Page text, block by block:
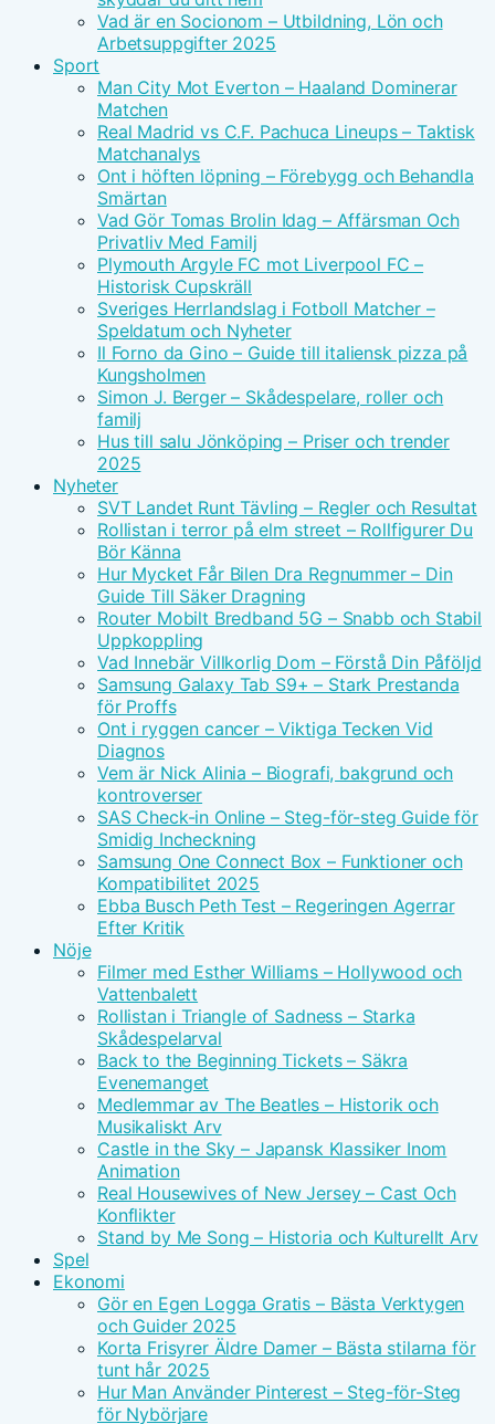
Vad är en Socionom – Utbildning, Lön och
Arbetsuppgifter 2025
Sport
Man City Mot Everton – Haaland Dominerar
Matchen
Real Madrid vs C.F. Pachuca Lineups – Taktisk
Matchanalys
Ont i höften löpning – Förebygg och Behandla
Smärtan
Vad Gör Tomas Brolin Idag – Affärsman Och
Privatliv Med Familj
Plymouth Argyle FC mot Liverpool FC –
Historisk Cupskräll
Sveriges Herrlandslag i Fotboll Matcher –
Speldatum och Nyheter
Il Forno da Gino – Guide till italiensk pizza på
Kungsholmen
Simon J. Berger – Skådespelare, roller och
familj
Hus till salu Jönköping – Priser och trender
2025
Nyheter
SVT Landet Runt Tävling – Regler och Resultat
Rollistan i terror på elm street – Rollfigurer Du
Bör Känna
Hur Mycket Får Bilen Dra Regnummer – Din
Guide Till Säker Dragning
Router Mobilt Bredband 5G – Snabb och Stabil
Uppkoppling
Vad Innebär Villkorlig Dom – Förstå Din Påföljd
Samsung Galaxy Tab S9+ – Stark Prestanda
för Proffs
Ont i ryggen cancer – Viktiga Tecken Vid
Diagnos
Vem är Nick Alinia – Biografi, bakgrund och
kontroverser
SAS Check-in Online – Steg-för-steg Guide för
Smidig Incheckning
Samsung One Connect Box – Funktioner och
Kompatibilitet 2025
Ebba Busch Peth Test – Regeringen Agerrar
Efter Kritik
Nöje
Filmer med Esther Williams – Hollywood och
Vattenbalett
Rollistan i Triangle of Sadness – Starka
Skådespelarval
Back to the Beginning Tickets – Säkra
Evenemanget
Medlemmar av The Beatles – Historik och
Musikaliskt Arv
Castle in the Sky – Japansk Klassiker Inom
Animation
Real Housewives of New Jersey – Cast Och
Konflikter
Stand by Me Song – Historia och Kulturellt Arv
Spel
Ekonomi
Gör en Egen Logga Gratis – Bästa Verktygen
och Guider 2025
Korta Frisyrer Äldre Damer – Bästa stilarna för
tunt hår 2025
Hur Man Använder Pinterest – Steg-för-Steg
för Nybörjare